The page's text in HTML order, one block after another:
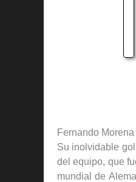
Fernando
Su inolvidable
del equipo, que
mundial de